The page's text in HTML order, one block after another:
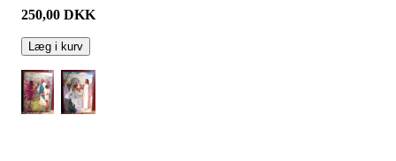
250,00 DKK
Læg i kurv